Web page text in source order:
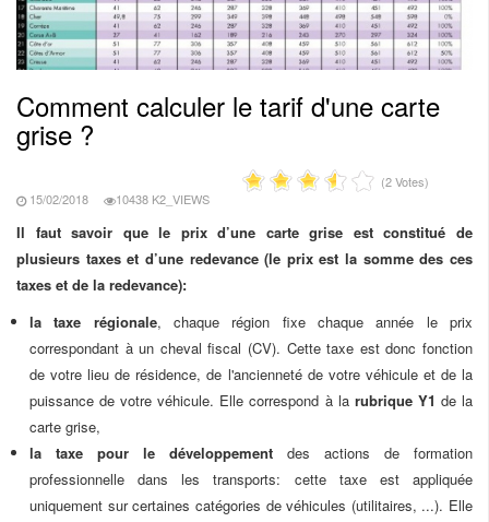
Comment calculer le tarif d'une carte
grise ?
15/02/2018 10438 K2_VIEWS
(2 Votes)
Il faut savoir que le prix d’une carte grise est constitué de
plusieurs taxes et d’une redevance (le prix est la somme des ces
taxes et de la redevance):
la taxe régionale, chaque région fixe chaque année le prix
correspondant à un cheval fiscal (CV). Cette taxe est donc fonction
de votre lieu de résidence, de l'ancienneté de votre véhicule et de la
puissance de votre véhicule. Elle correspond à la rubrique Y1 de la
carte grise,
la taxe pour le développement des actions de formation
professionnelle dans les transports: cette taxe est appliquée
uniquement sur certaines catégories de véhicules (utilitaires, ...). Elle